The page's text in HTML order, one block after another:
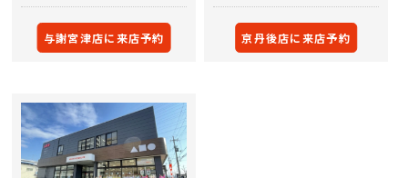
与謝宮津店に来店予約 京丹後店に来店予約